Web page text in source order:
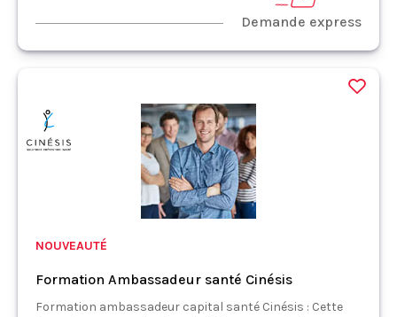
Demande express
NOUVEAUTÉ
Formation Ambassadeur santé Cinésis
Formation ambassadeur capital santé Cinésis : Cette